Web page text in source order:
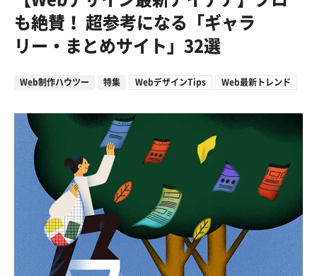
も絶賛！ 超参考になる「ギャラ
リー・まとめサイト」32選
Web制作ハウツー 特集 WebデザインTips Web最新トレンド